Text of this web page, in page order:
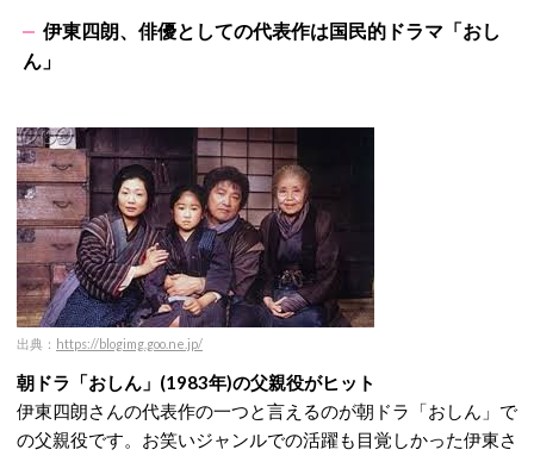
伊東四朗、俳優としての代表作は国民的ドラマ「おし
ん」
出典： https://blogimg.goo.ne.jp/
朝ドラ「おしん」(1983年)の父親役がヒット
伊東四朗さんの代表作の一つと言えるのが朝ドラ「おしん」で
の父親役です。お笑いジャンルでの活躍も目覚しかった伊東さ